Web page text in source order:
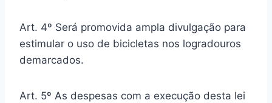
Art. 4º Será promovida ampla divulgação para
estimular o uso de bicicletas nos logradouros
demarcados.
Art. 5º As despesas com a execução desta lei